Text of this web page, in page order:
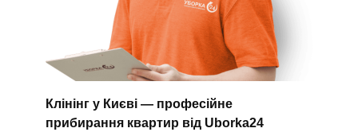
Клінінг у Києві — професійне
прибирання квартир від Uborka24